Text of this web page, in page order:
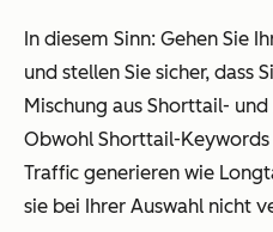
In diesem Sinn: Gehen Sie
und stellen Sie sicher, dass
Mischung aus Shorttail-
Obwohl Shorttail-
Traffic generieren wie
sie bei Ihrer Auswahl nicht